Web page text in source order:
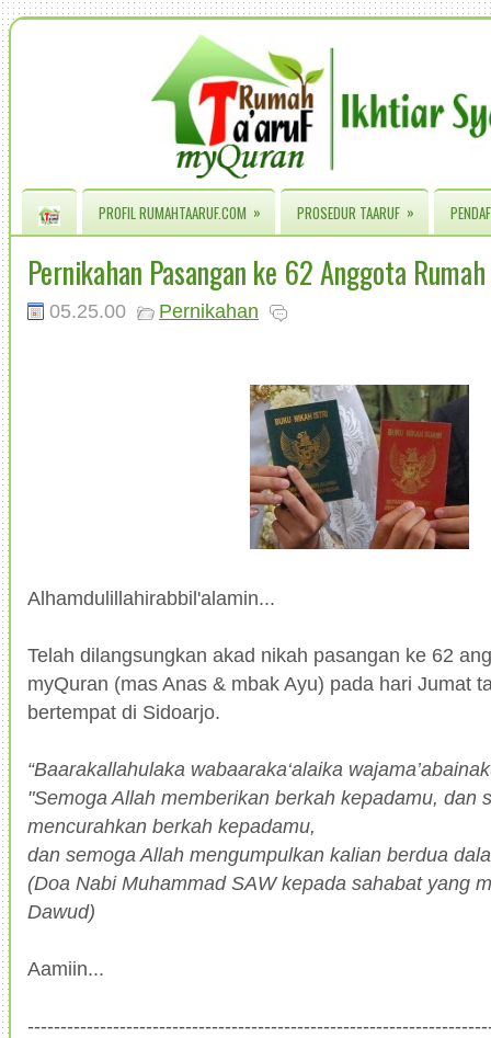
PROFIL RUMAHTAARUF.COM » PROSEDUR TAARUF »
Pernikahan Pasangan ke 62 Anggota
05.25.00 Pernikahan
Alhamdulillahirabbil'alamin...
Telah dilangsungkan akad nikah pasangan ke 62
myQuran (mas Anas & mbak Ayu) pada hari Jumat
bertempat di Sidoarjo.
“Baarakallahulaka wabaaraka‘alaika
"Semoga Allah memberikan berkah kepadamu, dan
mencurahkan berkah kepadamu,
dan semoga Allah mengumpulkan kalian berdua
(Doa Nabi Muhammad SAW kepada sahabat yang
Dawud)
Aamiin...